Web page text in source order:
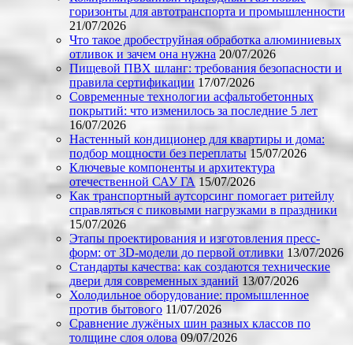
горизонты для автотранспорта и промышленности
21/07/2026
Что такое дробеструйная обработка алюминиевых
отливок и зачем она нужна 20/07/2026
Пищевой ПВХ шланг: требования безопасности и
правила сертификации 17/07/2026
Современные технологии асфальтобетонных
покрытий: что изменилось за последние 5 лет
16/07/2026
Настенный кондиционер для квартиры и дома:
подбор мощности без переплаты 15/07/2026
Ключевые компоненты и архитектура
отечественной САУ ГА 15/07/2026
Как транспортный аутсорсинг помогает ритейлу
справляться с пиковыми нагрузками в праздники
15/07/2026
Этапы проектирования и изготовления пресс-
форм: от 3D-модели до первой отливки 13/07/2026
Стандарты качества: как создаются технические
двери для современных зданий 13/07/2026
Холодильное оборудование: промышленное
против бытового 11/07/2026
Сравнение лужёных шин разных классов по
толщине слоя олова 09/07/2026